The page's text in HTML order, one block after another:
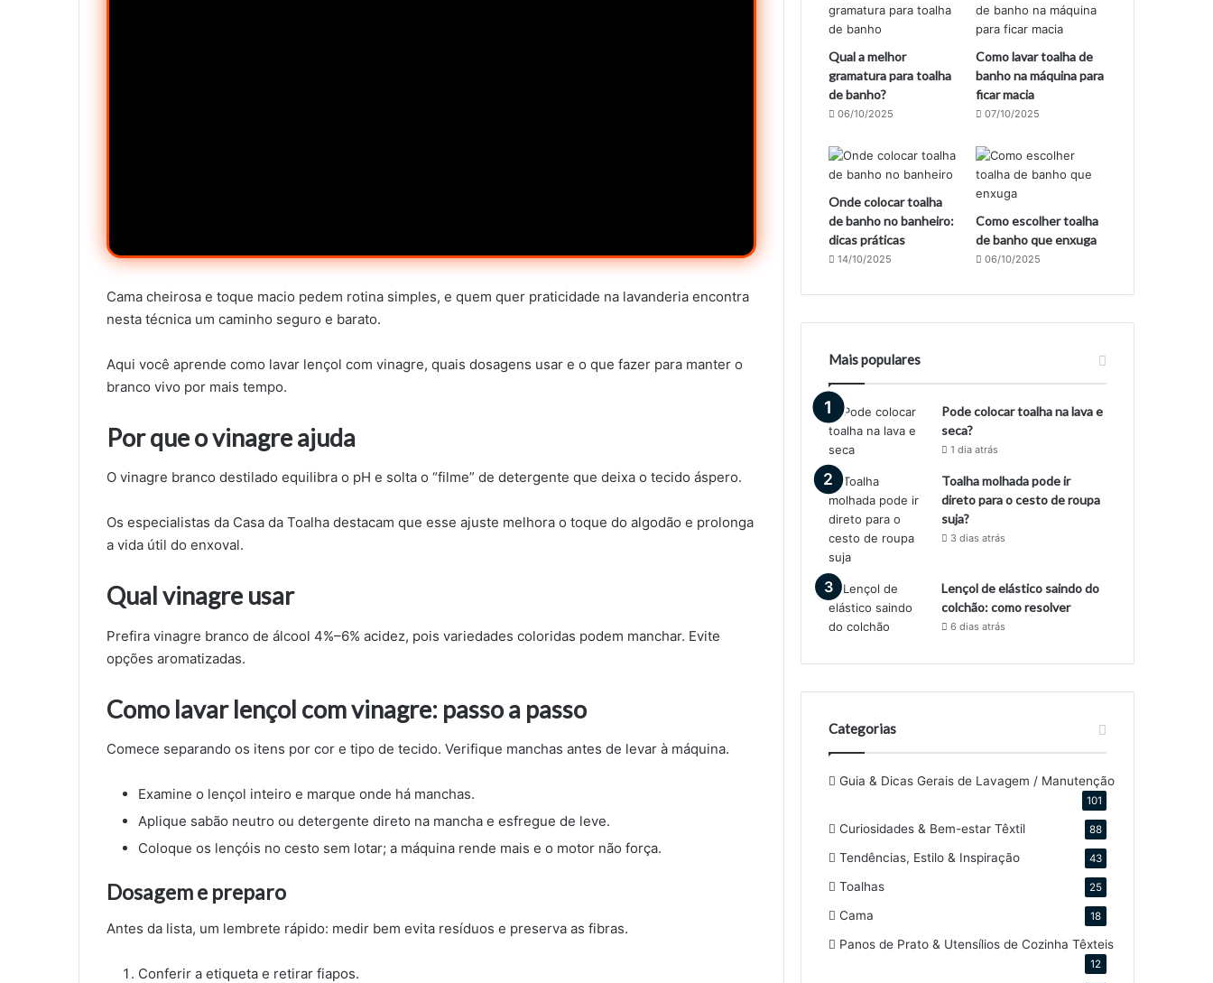
Cama cheirosa e toque macio pedem rotina simples, e quem quer praticidade na lavanderia encontra
nesta técnica um caminho seguro e barato.
Aqui você aprende como lavar lençol com vinagre, quais dosagens usar e o que fazer para manter o
branco vivo por mais tempo.
Por que o vinagre ajuda
O vinagre branco destilado equilibra o pH e solta o “filme” de detergente que deixa o tecido áspero.
Os especialistas da Casa da Toalha destacam que esse ajuste melhora o toque do algodão e prolonga
a vida útil do enxoval.
Qual vinagre usar
Prefira vinagre branco de álcool 4%–6% acidez, pois variedades coloridas podem manchar. Evite
opções aromatizadas.
Como lavar lençol com vinagre: passo a passo
Comece separando os itens por cor e tipo de tecido. Verifique manchas antes de levar à máquina.
Examine o lençol inteiro e marque onde há manchas.
Aplique sabão neutro ou detergente direto na mancha e esfregue de leve.
Coloque os lençóis no cesto sem lotar; a máquina rende mais e o motor não força.
Dosagem e preparo
Antes da lista, um lembrete rápido: medir bem evita resíduos e preserva as fibras.
Conferir a etiqueta e retirar fiapos.
Qual a melhor
gramatura para toalha
de banho?
06/10/2025
Como lavar toalha de
banho na máquina para
ficar macia
07/10/2025
Onde colocar toalha
de banho no banheiro:
dicas práticas
14/10/2025
Como escolher toalha
de banho que enxuga
06/10/2025
Mais populares
Pode colocar toalha na lava e
seca?
1 dia atrás
Toalha molhada pode ir
direto para o cesto de roupa
suja?
3 dias atrás
Lençol de elástico saindo do
colchão: como resolver
6 dias atrás
Categorias
Guia & Dicas Gerais de Lavagem / Manutenção
101
Curiosidades & Bem-estar Têxtil 88
Tendências, Estilo & Inspiração 43
Toalhas 25
Cama 18
Panos de Prato & Utensílios de Cozinha Têxteis
12